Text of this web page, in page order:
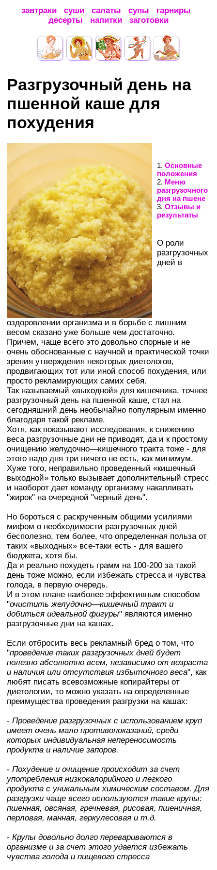
завтраки суши салаты супы
гарниры
десерты
напитки заготовки
Разгрузочный день на
пшенной каше для
похудения
1. Основные
положения
2. Меню
разгрузочного
дня на пшене
3. Отзывы и
результаты
О роли
разгрузочных
дней в
оздоровлении организма и в борьбе с лишним
весом сказано уже больше чем достаточно.
Причем, чаще всего это довольно спорные и не
очень обоснованные с научной и практической точки
зрения утверждения некоторых диетологов,
продвигающих тот или иной способ похудения, или
просто рекламирующих самих себя.
Так называемый «выходной» для кишечника, точнее
разгрузочный день на пшенной каше, стал на
сегодняшний день необычайно популярным именно
благодаря такой рекламе.
Хотя, как показывают исследования, к снижению
веса разгрузочные дни не приводят, да и к простому
очищению желудочно—кишечного тракта тоже - для
этого надо дня три ничего не есть, как минимум.
Хуже того, неправильно проведенный «кишечный
выходной» только вызывает дополнительный стресс
и наоборот дает команду организму накапливать
"жирок" на очередной "черный день".
Но бороться с раскрученным общими усилиями
мифом о необходимости разгрузочных дней
бесполезно, тем более, что определенная польза от
таких «выходных» все-таки есть - для вашего
бюджета, хотя бы.
Да и реально похудеть грамм на 100-200 за такой
день тоже можно, если избежать стресса и чувства
голода, в первую очередь.
И в этом плане наиболее эффективным способом
"очистить желудочно—кишечный тракт и
добиться идеальной фигуры" являются именно
разгрузочные дни на кашах.
Если отбросить весь рекламный бред о том, что
"проведение таких разгрузочных дней будет
полезно абсолютно всем, независимо от возраста
и наличия или отсутствия избыточного веса", как
любят писать всевозможные копирайтеры от
диетологии, то можно указать на определенные
преимущества проведения разгрузки на кашах:
- Проведение разгрузочных с использованием круп
имеет очень мало противопоказаний, среди
которых индивидуальная непереносимость
продукта и наличие запоров.
- Похудение и очищение происходит за счет
употребления низкокалорийного и легкого
продукта с уникальным химическим составом. Для
разгрузки чаще всего используются такие крупы:
пшенная, овсяная, гречневая, рисовая, пшеничная,
перловая, манная, геркулесовая и т.д.
- Крупы довольно долго перевариваются в
организме и за счет этого удается избежать
чувства голода и пищевого стресса